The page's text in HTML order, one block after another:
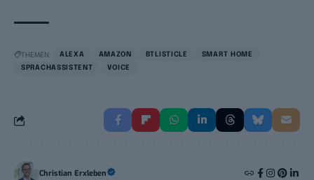
THEMEN: ALEXA AMAZON BTLISTICLE
SMART HOME
SPRACHASSISTENT
VOICE
Christian Erxleben